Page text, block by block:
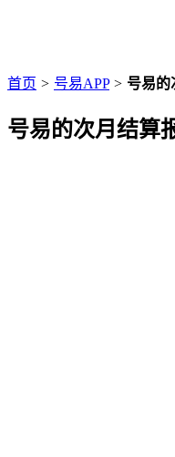
首页 > 号易APP > 号易的
号易的次月结算